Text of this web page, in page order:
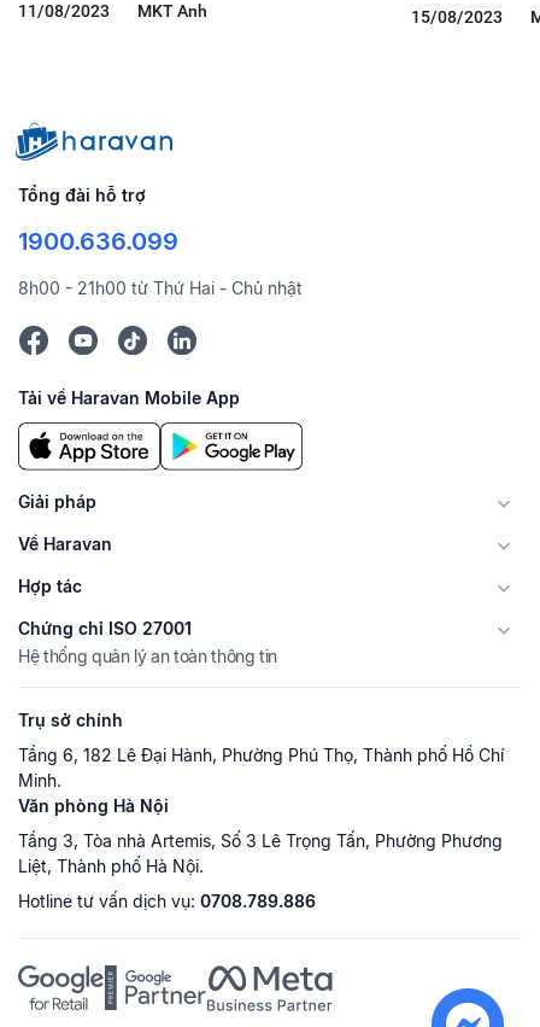
11/08/2023 MKT Anh 15/08/2023
Tổng đài hỗ trợ
1900.636.099
8h00 - 21h00 từ Thứ Hai - Chủ nhật
Tải về Haravan Mobile App
Giải pháp
Về Haravan
Hợp tác
Chứng chỉ ISO 27001
Hệ thống quản lý an toàn thông tin
Trụ sở chính
Tầng 6, 182 Lê Đại Hành, Phường Phú Thọ, Thành phố Hồ Chí
Minh.
Văn phòng Hà Nội
Tầng 3, Tòa nhà Artemis, Số 3 Lê Trọng Tấn, Phường Phương
Liệt, Thành phố Hà Nội.
Hotline tư vấn dịch vụ: 0708.789.886